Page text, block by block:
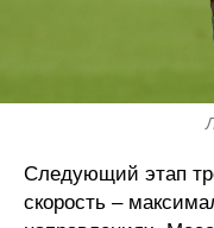
Следующий этап
скорость –